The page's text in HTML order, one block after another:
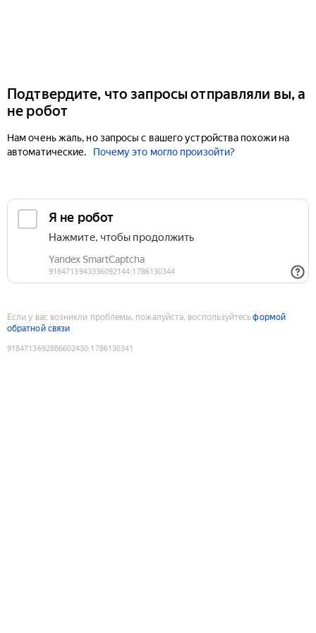
Подтвердите, что запросы отправляли вы, а
не робот
Нам очень жаль, но запросы с вашего устройства похожи на
автоматические.
Почему это могло произойти?
Если у вас возникли проблемы, пожалуйста, воспользуйтесьформой
обратной связи
9184713692886602430:1786130341